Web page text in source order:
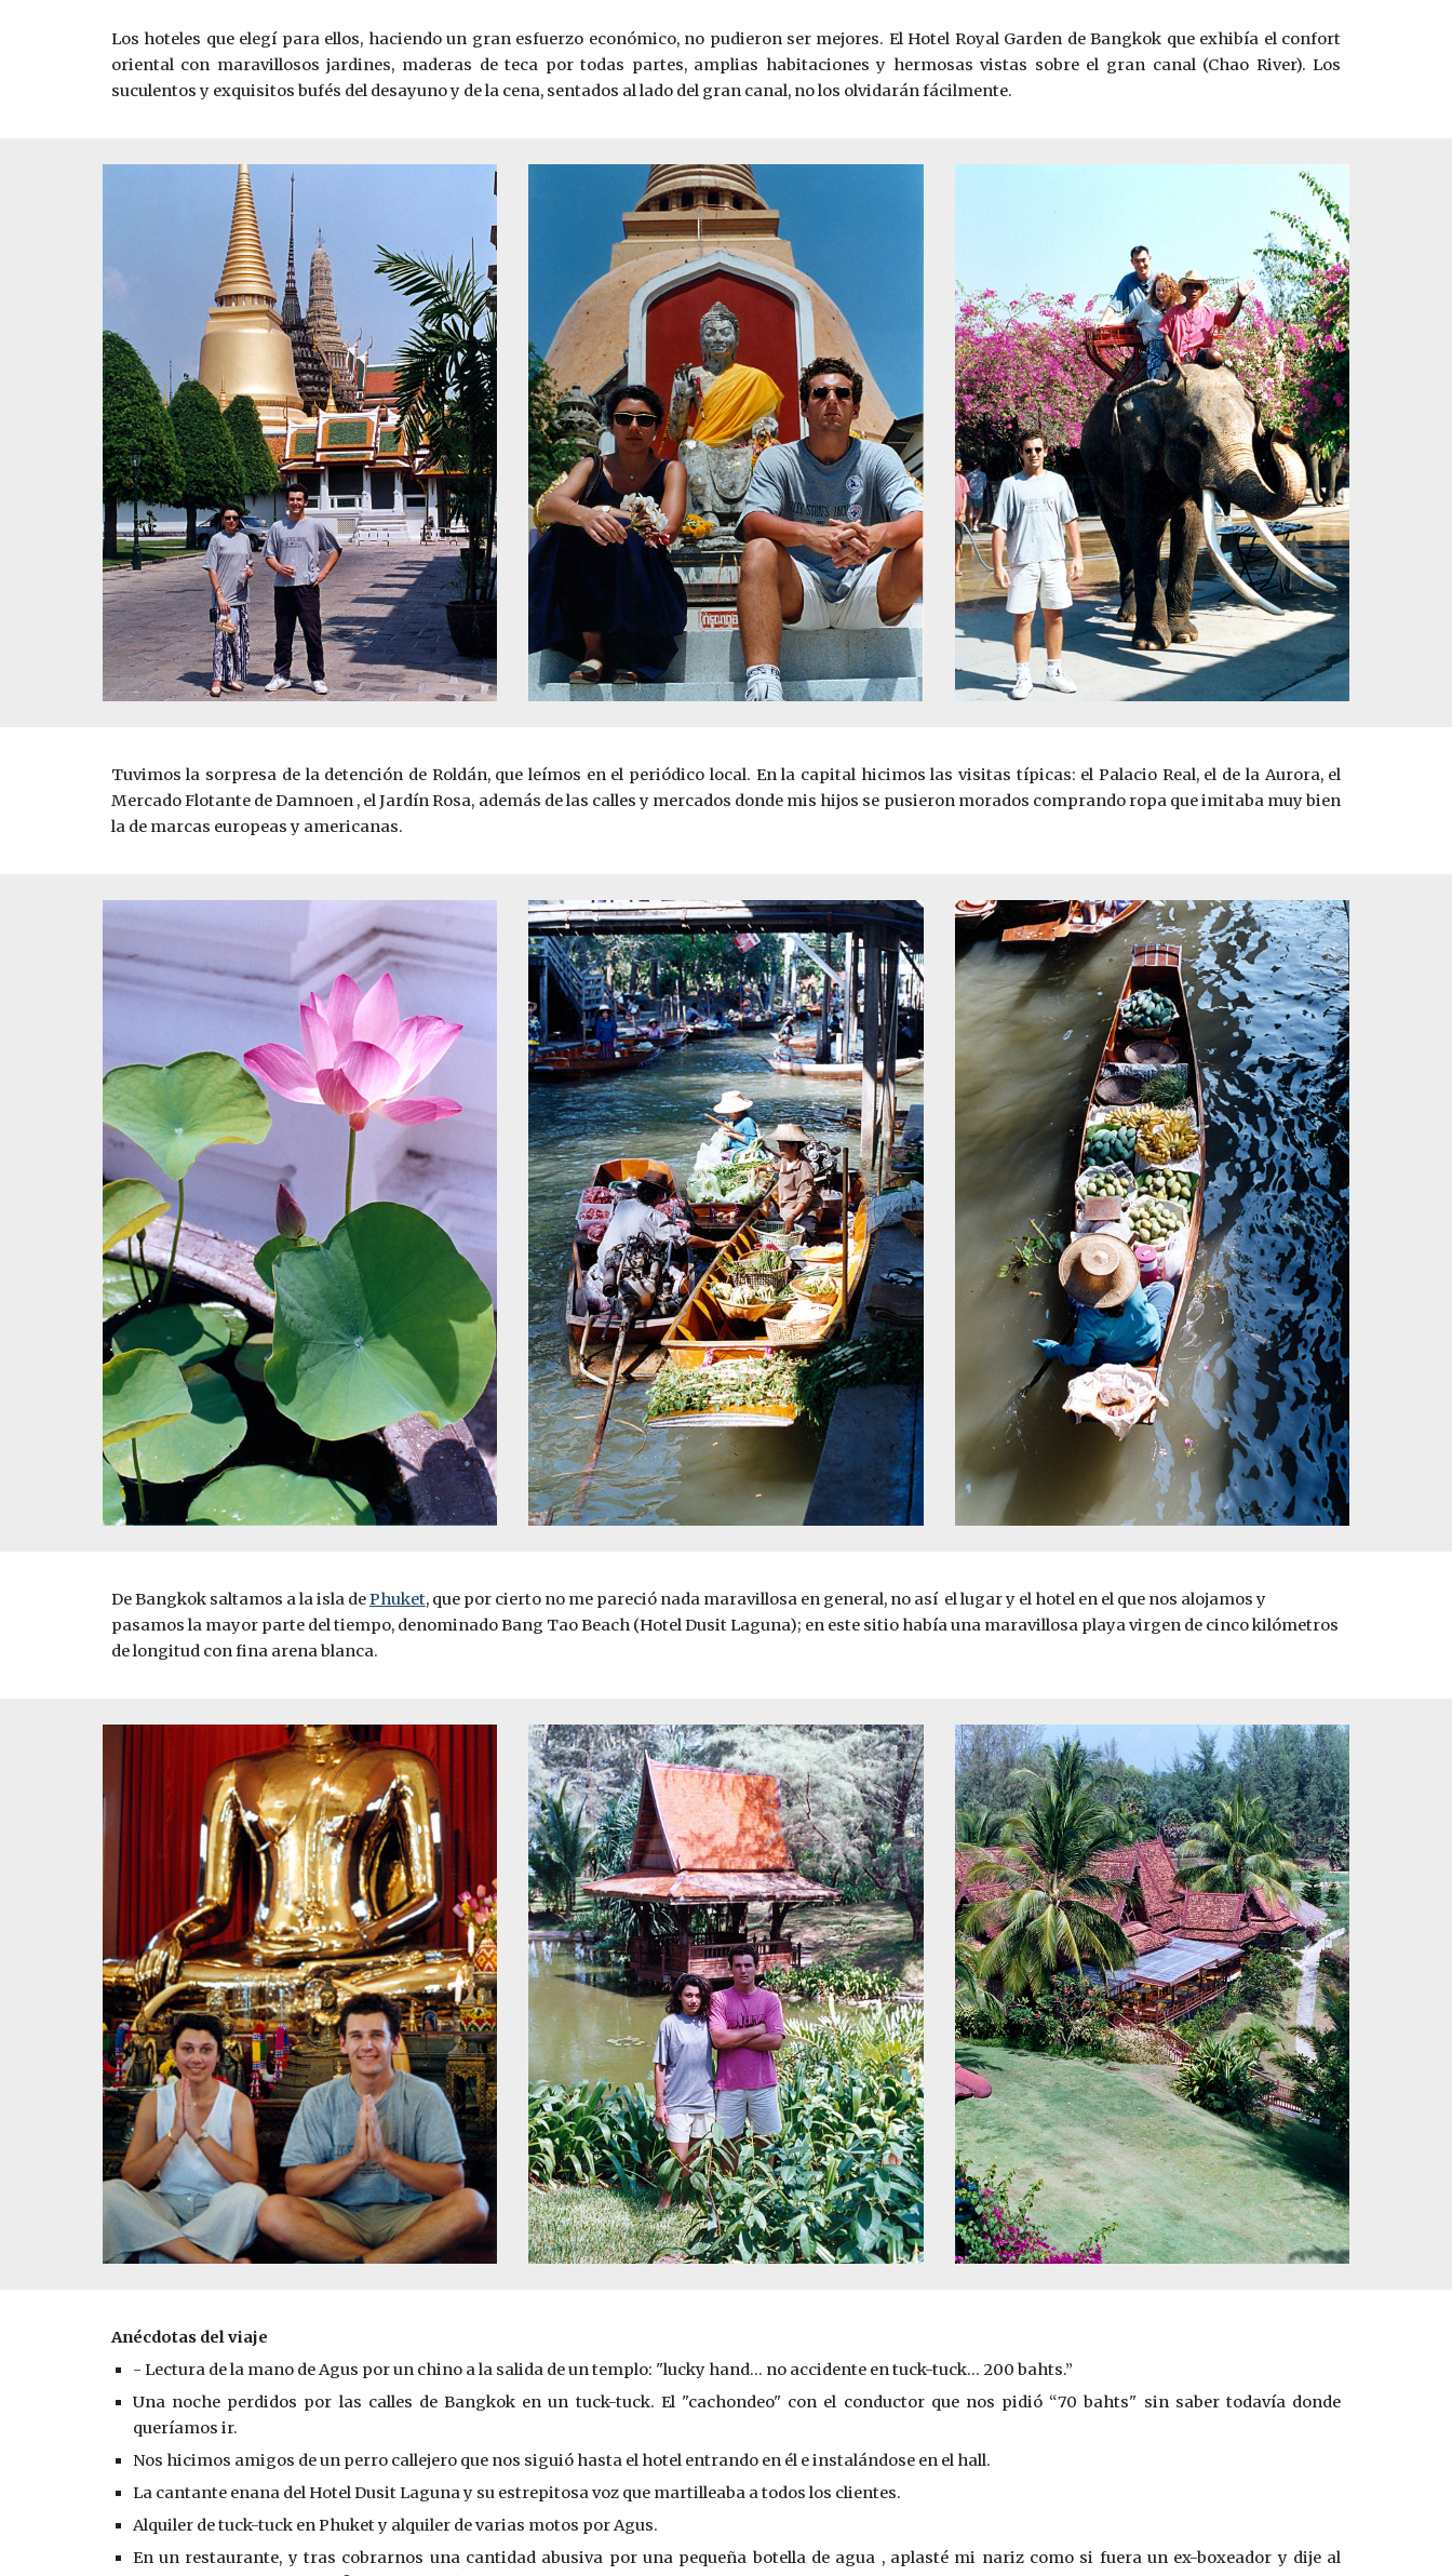
Los hoteles que elegí para ellos, haciendo un gran esfuerzo económico, no pudieron ser mejores. El Hotel Royal Garden de Bangkok que exhibía el confort
oriental con maravillosos jardines, maderas de teca por todas partes, amplias habitaciones y hermosas vistas sobre el gran canal (Chao River). Los
suculentos y exquisitos bufés del desayuno y de la cena, sentados al lado del gran canal, no los olvidarán fácilmente.
Tuvimos la sorpresa de la detención de Roldán, que leímos en el periódico local. En la capital hicimos las visitas típicas: el Palacio Real, el de la Aurora, el
Mercado Flotante de Damnoen , el Jardín Rosa, además de las calles y mercados donde mis hijos se pusieron morados comprando ropa que imitaba muy bien
la de marcas europeas y americanas.
De Bangkok saltamos a la isla de Phuket, que por cierto no me pareció nada maravillosa en general, no así  el lugar y el hotel en el que nos alojamos y
pasamos la mayor parte del tiempo, denominado Bang Tao Beach (Hotel Dusit Laguna); en este sitio había una maravillosa playa virgen de cinco kilómetros
de longitud con fina arena blanca.
Anécdotas del viaje
- Lectura de la mano de Agus por un chino a la salida de un templo: "lucky hand… no accidente en tuck-tuck… 200 bahts.”
Una noche perdidos por las calles de Bangkok en un tuck-tuck. El "cachondeo" con el conductor que nos pidió “70 bahts" sin saber todavía donde
queríamos ir.
Nos hicimos amigos de un perro callejero que nos siguió hasta el hotel entrando en él e instalándose en el hall.
La cantante enana del Hotel Dusit Laguna y su estrepitosa voz que martilleaba a todos los clientes.
Alquiler de tuck-tuck en Phuket y alquiler de varias motos por Agus.
En un restaurante, y tras cobrarnos una cantidad abusiva por una pequeña botella de agua , aplasté mi nariz como si fuera un ex-boxeador y dije al